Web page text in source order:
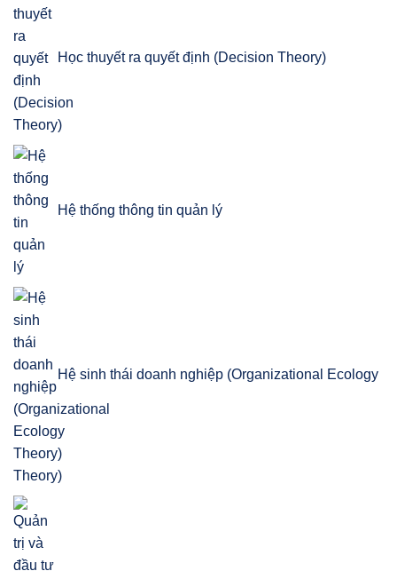
Học thuyết ra quyết định (Decision Theory)
Hệ thống thông tin quản lý
Hệ sinh thái doanh nghiệp (Organizational Ecology
Theory)